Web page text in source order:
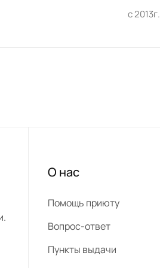
с 2013г.
О нас
Помощь приюту
Вопрос-ответ
Пункты выдачи